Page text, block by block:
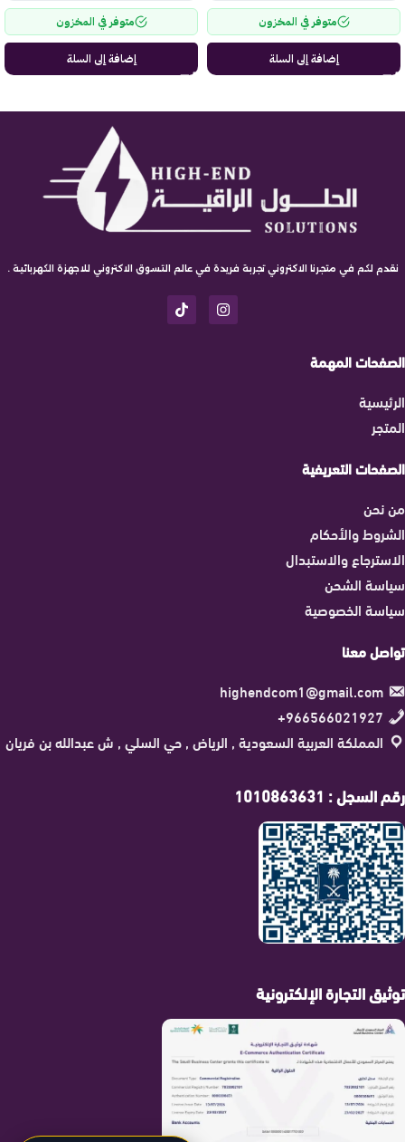
متوفر في المخزون
إضافة إلى السلة
متوفر في المخزون
إضافة إلى السلة
نقدم لكم في متجرنا الاكتروني تجربة فريدة في عالم التسوق الاكتروني للاجهزة الكهربائية .
الصفحات المهمة
الرئيسية
المتجر
الصفحات التعريفية
من نحن
الشروط والأحكام
الاسترجاع والاستبدال
سياسة الشحن
سياسة الخصوصية
تواصل معنا
highendcom1@gmail.com
966566021927+
المملكة العربية السعودية , الرياض , حي السلي , ش عبدالله بن فريان
رقم السجل : 1010863631
توثيق التجارة الإلكترونية